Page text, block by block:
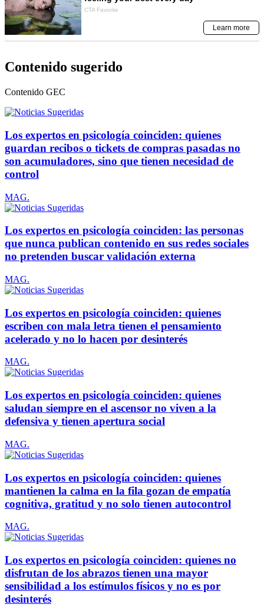
Contenido sugerido
Contenido GEC
Los expertos en psicología coinciden: quienes
guardan recibos o tickets de compras pasadas no
son acumuladores, sino que tienen necesidad de
control
MAG.
Los expertos en psicología coinciden: las personas
que nunca publican contenido en sus redes sociales
no pretenden buscar validación externa
MAG.
Los expertos en psicología coinciden: quienes
escriben con mala letra tienen el pensamiento
acelerado y no lo hacen por desinterés
MAG.
Los expertos en psicología coinciden: quienes
saludan siempre en el ascensor no viven a la
defensiva y tienen apertura social
MAG.
Los expertos en psicología coinciden: quienes
mantienen la calma en la fila gozan de empatía
cognitiva, gratitud y no solo tienen autocontrol
MAG.
Los expertos en psicología coinciden: quienes no
disfrutan de los abrazos tienen una mayor
sensibilidad a los estímulos físicos y no es por
desinterés